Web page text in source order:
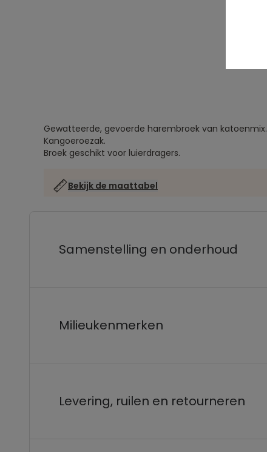
Gewatteerde, gevoerde harembroek van katoenmix.
Kangoeroezak.
Broek geschikt voor luierdragers.
Bekijk de maattabel
Samenstelling en onderhoud
Milieukenmerken
Levering, ruilen en retourneren